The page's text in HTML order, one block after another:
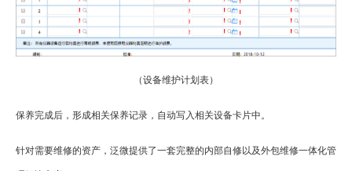
（设备维护计划表）
保养完成后，形成相关保养记录，自动写入相关设备卡片中。
针对需要维修的资产，泛微提供了一套完整的内部自修以及外包维修一体化管